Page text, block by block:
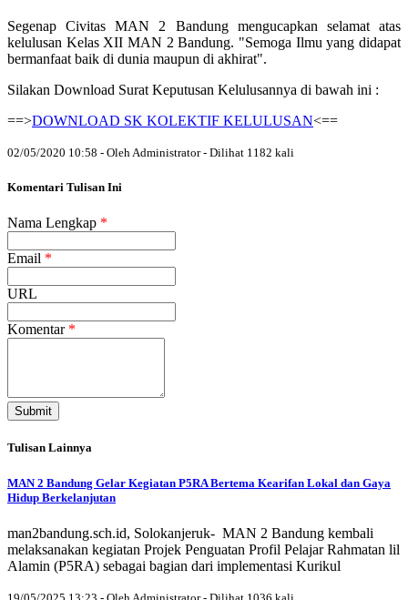
Segenap Civitas MAN 2 Bandung mengucapkan selamat atas
kelulusan Kelas XII MAN 2 Bandung. "Semoga Ilmu yang didapat
bermanfaat baik di dunia maupun di akhirat".
Silakan Download Surat Keputusan Kelulusannya di bawah ini :
==>DOWNLOAD SK KOLEKTIF KELULUSAN<==
02/05/2020 10:58 - Oleh Administrator - Dilihat 1182 kali
Komentari Tulisan Ini
Nama Lengkap *
Email *
URL
Komentar *
Submit
Tulisan Lainnya
MAN 2 Bandung Gelar Kegiatan P5RA Bertema Kearifan Lokal dan Gaya
Hidup Berkelanjutan
man2bandung.sch.id, Solokanjeruk- MAN 2 Bandung kembali
melaksanakan kegiatan Projek Penguatan Profil Pelajar Rahmatan lil
Alamin (P5RA) sebagai bagian dari implementasi Kurikul